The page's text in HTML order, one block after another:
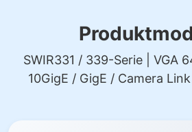
SWIR331 / 339-Serie | VGA
10GigE / GigE / Camera